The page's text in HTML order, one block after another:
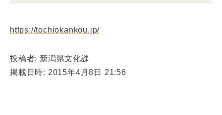
https://tochiokankou.jp/
投稿者: 新潟県文化課
掲載日時: 2015年4月8日 21:56